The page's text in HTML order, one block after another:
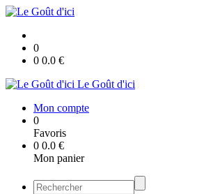
0
0 0.0 €
Le Goût d'ici
Mon compte
0
Favoris
0 0.0 €
Mon panier